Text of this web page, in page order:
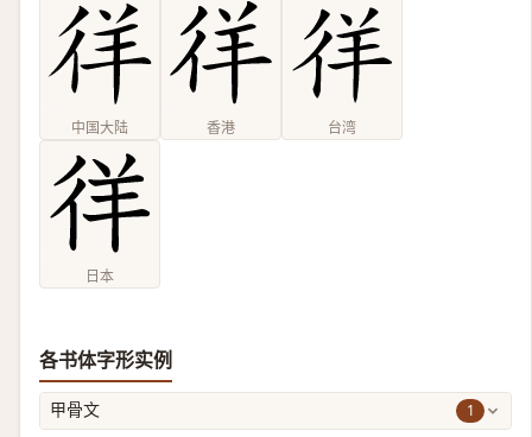
中国大陆 香港 台湾
日本
各书体字形实例
甲骨文 1